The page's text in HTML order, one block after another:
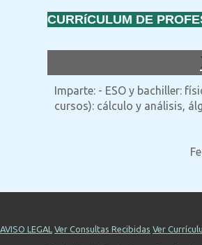
CURRíCULUM DE
Imparte: - ESO y bachiller:
cursos): cálculo y análisis,
AVISO LEGAL Ver Consultas Recibidas Ver